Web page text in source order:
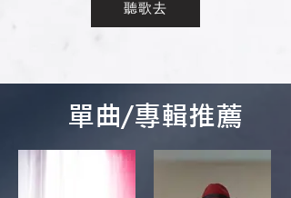
聽歌去
單曲/專輯推薦